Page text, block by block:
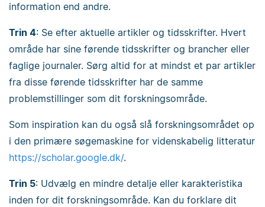
information end andre.
Trin 4: Se efter aktuelle artikler og tidsskrifter. Hvert
område har sine førende tidsskrifter og brancher eller
faglige journaler. Sørg altid for at mindst et par artikler
fra disse førende tidsskrifter har de samme
problemstillinger som dit forskningsområde.
Som inspiration kan du også slå forskningsområdet op
i den primære søgemaskine for videnskabelig litteratur
https://scholar.google.dk/.
Trin 5: Udvælg en mindre detalje eller karakteristika
inden for dit forskningsområde. Kan du forklare dit